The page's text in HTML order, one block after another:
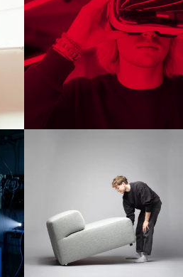
Online-Campus
Wiesbaden
Kontakt & Termine
Studienberatung
Infotermine
Über uns
Warum zur AMD
Hochschule
Leitbild und Historie
Perception
Cultures of
Perception
Vortragsreihe „Was